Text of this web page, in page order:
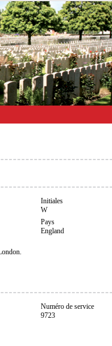
Initiales
W
Pays
England
Numéro de service
9723